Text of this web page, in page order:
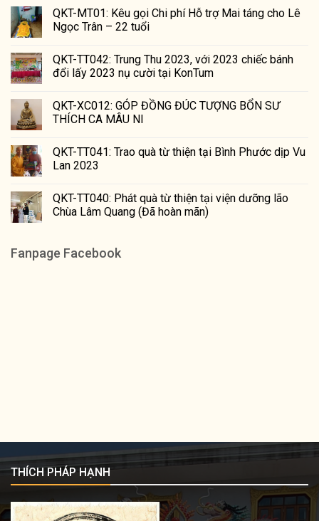
QKT-MT01: Kêu gọi Chi phí Hỗ trợ Mai táng cho Lê
Ngọc Trân – 22 tuổi
QKT-TT042: Trung Thu 2023, với 2023 chiếc bánh
đổi lấy 2023 nụ cười tại KonTum
QKT-XC012: GÓP ĐỒNG ĐÚC TƯỢNG BỔN SƯ
THÍCH CA MÂU NI
QKT-TT041: Trao quà từ thiện tại Bình Phước dịp Vu
Lan 2023
QKT-TT040: Phát quà từ thiện tại viện dưỡng lão
Chùa Lâm Quang (Đã hoàn mãn)
Fanpage Facebook
THÍCH PHÁP HẠNH